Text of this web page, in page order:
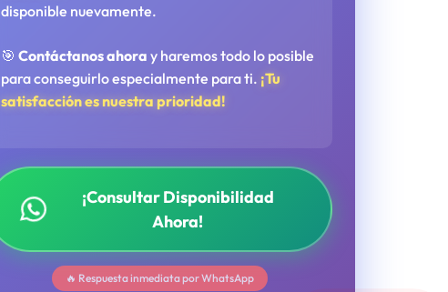
disponible nuevamente.
🎯Contáctanos ahora y haremos todo lo posible
para conseguirlo especialmente para ti. ¡Tu
satisfacción es nuestra prioridad!
¡Consultar Disponibilidad
Ahora!
🔥 Respuesta inmediata por WhatsApp